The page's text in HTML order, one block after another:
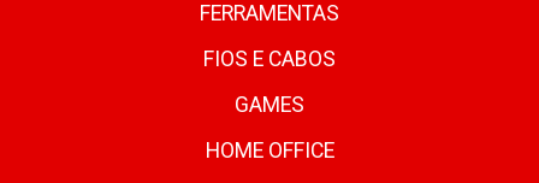
FERRAMENTAS
FIOS E CABOS
GAMES
HOME OFFICE